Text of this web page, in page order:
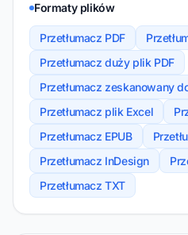
Formaty plików
Przetłumacz PDF
Przetłumacz duży plik PDF
Przetłumacz zeskanowany
Przetłumacz plik Excel
Przetłumacz EPUB
Przetłumacz InDesign
Przetłumacz TXT